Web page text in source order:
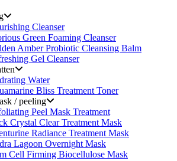
Cleanser
Green Foaming Cleanser
Amber Probiotic Cleansing Balm
Gel Cleanser
Water
Bliss Treatment Toner
/ peeling
Peel Mask Treatment
Crystal Clear Treatment Mask
Radiance Treatment Mask
Lagoon Overnight Mask
Cell Firming Biocellulose Mask